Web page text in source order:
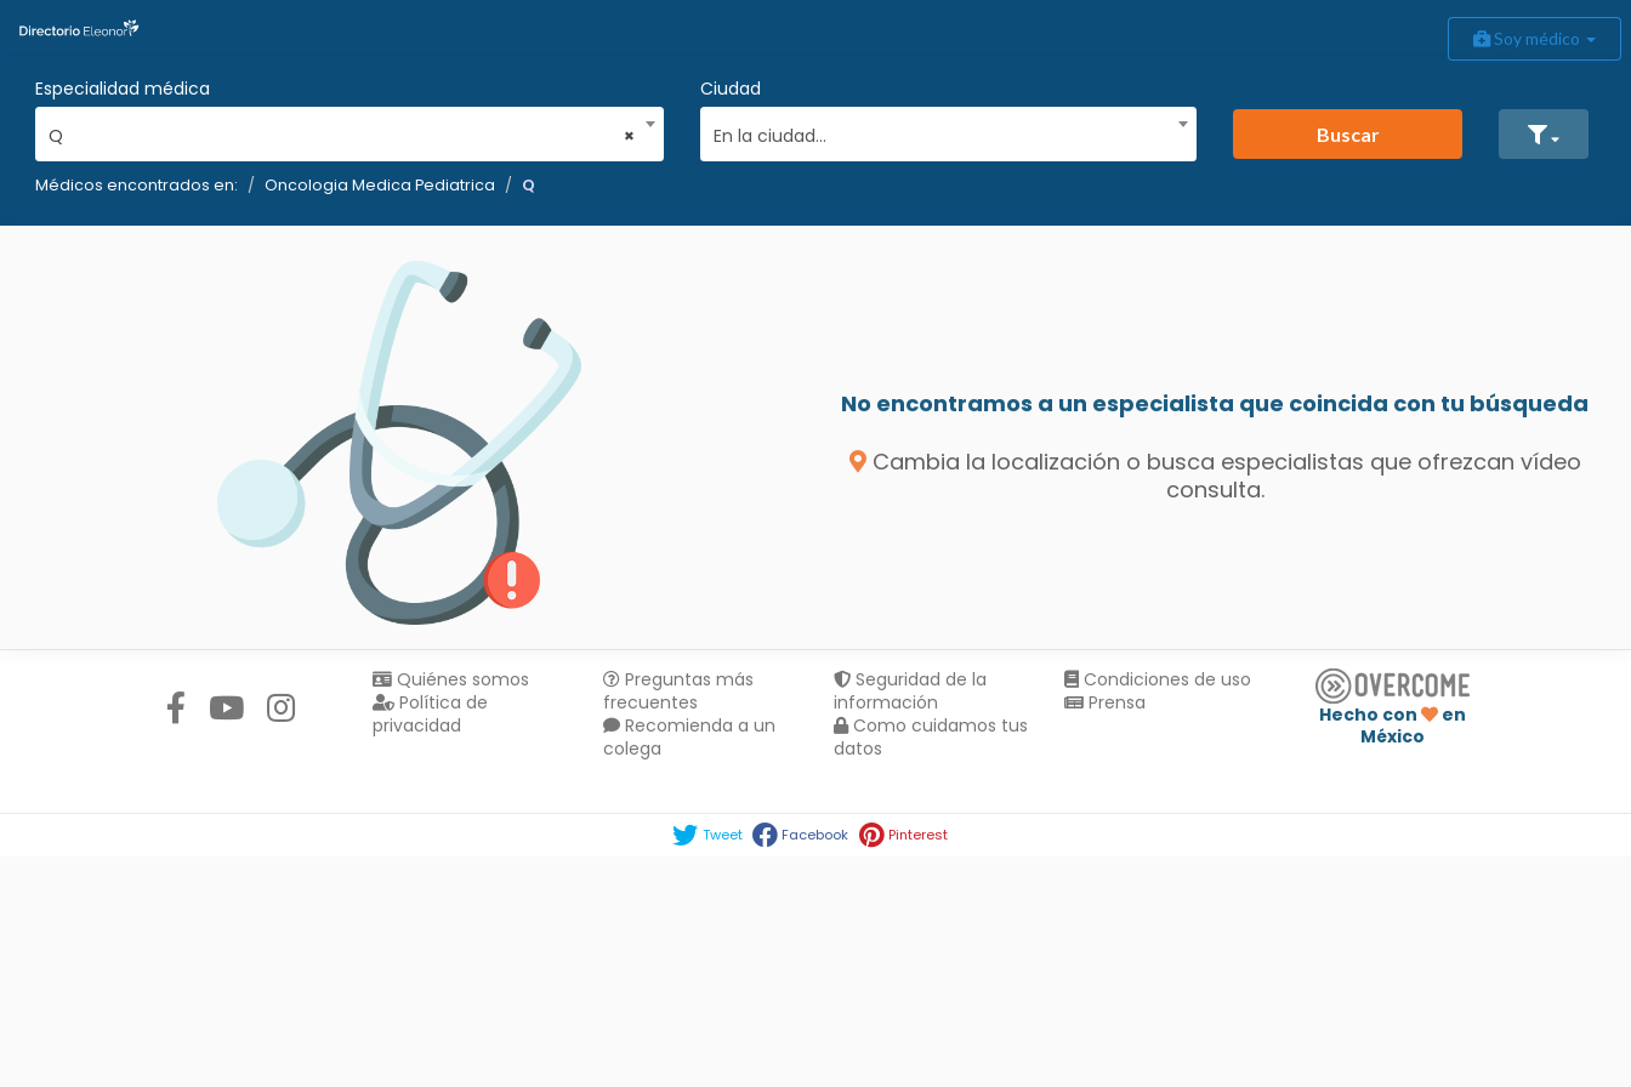
Soy médico
Especialidad médica
×
Q
Ciudad
En la ciudad...
Buscar
Médicos encontrados en: Oncologia Medica Pediatrica Q
No encontramos a un especialista que coincida con tu búsqueda
Cambia la localización o busca especialistas que ofrezcan vídeo
consulta.
Quiénes somos
Política de
privacidad
Preguntas más
frecuentes
Recomienda a un
colega
Seguridad de la
información
Como cuidamos tus
datos
Condiciones de uso
Prensa
Hecho con
en
México
Tweet Facebook Pinterest